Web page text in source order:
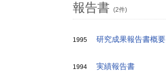
報告書 (2件)
1995 研究成果報告書概要
1994 実績報告書